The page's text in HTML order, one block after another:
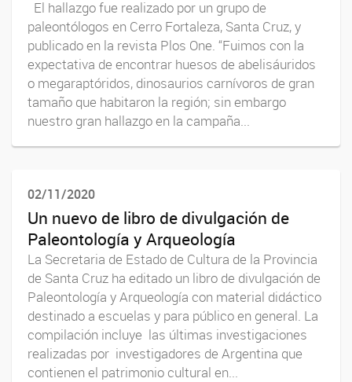
El hallazgo fue realizado por un grupo de
paleontólogos en Cerro Fortaleza, Santa Cruz, y
publicado en la revista Plos One. “Fuimos con la
expectativa de encontrar huesos de abelisáuridos
o megaraptóridos, dinosaurios carnívoros de gran
tamaño que habitaron la región; sin embargo
nuestro gran hallazgo en la campaña...
02/11/2020
Un nuevo de libro de divulgación de
Paleontología y Arqueología
La Secretaria de Estado de Cultura de la Provincia
de Santa Cruz ha editado un libro de divulgación de
Paleontología y Arqueología con material didáctico
destinado a escuelas y para público en general. La
compilación incluye las últimas investigaciones
realizadas por investigadores de Argentina que
contienen el patrimonio cultural en...